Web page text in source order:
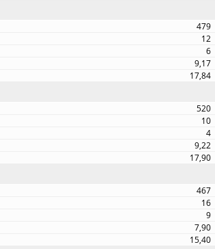
479
12
6
9,17
17,84
520
10
4
9,22
17,90
467
16
9
7,90
15,40